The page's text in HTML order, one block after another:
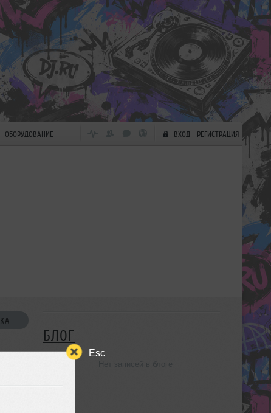
Esc
ОБОРУДОВАНИЕ ВХОД РЕГИСТРАЦИЯ
БЛОГ